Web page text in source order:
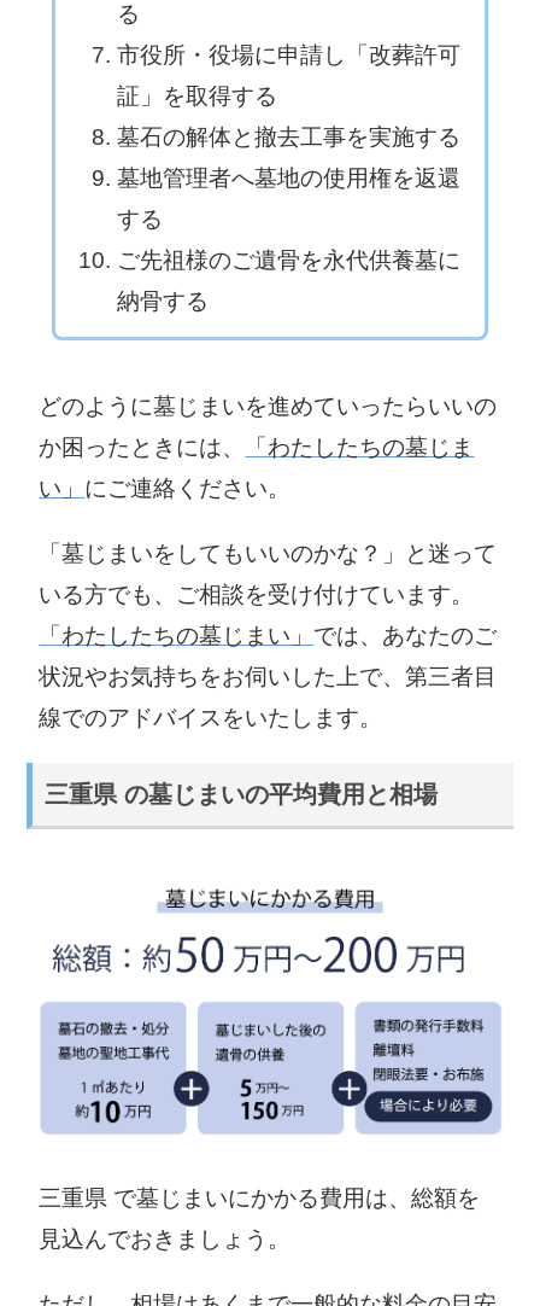
る
市役所・役場に申請し「改葬許可
証」を取得する
墓石の解体と撤去工事を実施する
墓地管理者へ墓地の使用権を返還
する
ご先祖様のご遺骨を永代供養墓に
納骨する
どのように墓じまいを進めていったらいいの
か困ったときには、
「わたしたちの墓じま
い」 にご連絡ください。
「墓じまいをしてもいいのかな？」と迷って
いる方でも、ご相談を受け付けています。
「わたしたちの墓じまい」 では、あなたのご
状況やお気持ちをお伺いした上で、第三者目
線でのアドバイスをいたします。
三重県 の墓じまいの平均費用と相場
三重県 で墓じまいにかかる費用は、総額を
見込んでおきましょう。